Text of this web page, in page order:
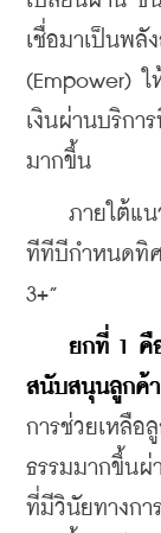
เชื่อมาเป็นพลั
(Empower) ใ
เงินผ่านบริก
มากขึ้น
ภายใต้แนว
ทีทีบีกำหนดทิ
3+”
ยกที่ 1 คื
สนับสนุนลูกค้า
การช่วยเหลือ
ธรรมมากขึ้นผ่
ที่มีวินัยทางกา